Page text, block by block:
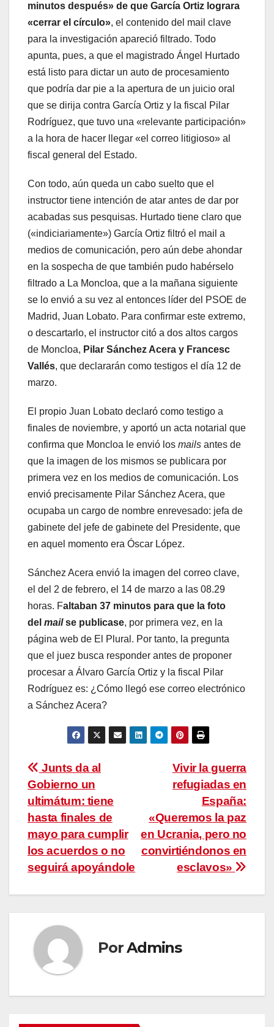
minutos después» de que García Ortiz lograra
«cerrar el círculo», el contenido del mail clave
para la investigación apareció filtrado. Todo
apunta, pues, a que el magistrado Ángel Hurtado
está listo para dictar un auto de procesamiento
que podría dar pie a la apertura de un juicio oral
que se dirija contra García Ortiz y la fiscal Pilar
Rodríguez, que tuvo una «relevante participación»
a la hora de hacer llegar «el correo litigioso» al
fiscal general del Estado.
Con todo, aún queda un cabo suelto que el
instructor tiene intención de atar antes de dar por
acabadas sus pesquisas. Hurtado tiene claro que
(«indiciariamente») García Ortiz filtró el mail a
medios de comunicación, pero aún debe ahondar
en la sospecha de que también pudo habérselo
filtrado a La Moncloa, que a la mañana siguiente
se lo envió a su vez al entonces líder del PSOE de
Madrid, Juan Lobato. Para confirmar este extremo,
o descartarlo, el instructor citó a dos altos cargos
de Moncloa, Pilar Sánchez Acera y Francesc
Vallés, que declararán como testigos el día 12 de
marzo.
El propio Juan Lobato declaró como testigo a
finales de noviembre, y aportó un acta notarial que
confirma que Moncloa le envió los mails antes de
que la imagen de los mismos se publicara por
primera vez en los medios de comunicación. Los
envió precisamente Pilar Sánchez Acera, que
ocupaba un cargo de nombre enrevesado: jefa de
gabinete del jefe de gabinete del Presidente, que
en aquel momento era Óscar López.
Sánchez Acera envió la imagen del correo clave,
el del 2 de febrero, el 14 de marzo a las 08.29
horas. Faltaban 37 minutos para que la foto
del mailse publicase, por primera vez, en la
página web de El Plural. Por tanto, la pregunta
que el juez busca responder antes de proponer
procesar a Álvaro García Ortiz y la fiscal Pilar
Rodríguez es: ¿Cómo llegó ese correo electrónico
a Sánchez Acera?
Navegación
de
entradas
Vivir la guerra
refugiadas en
España:
«Queremos la paz
en Ucrania, pero no
convirtiéndonos en
esclavos»
Junts da al
Gobierno un
ultimátum: tiene
hasta finales de
mayo para cumplir
los acuerdos o no
seguirá apoyándole
PorAdmins